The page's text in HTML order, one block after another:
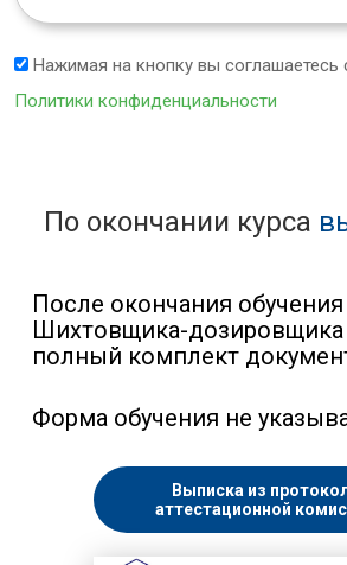
Нажимая на кнопку вы соглашаетесь
Политики конфиденциальности
По окончании курса
После окончания
Шихтовщика-дозировщика
полный комплект
Форма обучения не
Выписка из
аттестационной